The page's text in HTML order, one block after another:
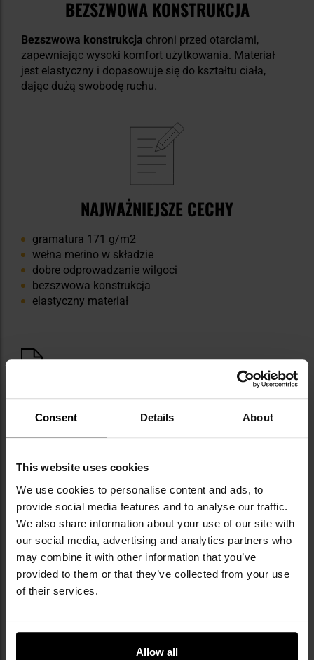
Consent Details About
This website uses cookies
We use cookies to personalise content and ads, to
provide social media features and to analyse our traffic.
We also share information about your use of our site with
our social media, advertising and analytics partners who
may combine it with other information that you’ve
provided to them or that they’ve collected from your use
of their services.
Allow all
BEZSZWOWA KONSTRUKCJA
Bezszwowa konstrukcja chroni przed otarciami,
zapewniając wysoki komfort użytkowania. Materiał
jest elastyczny i dopasowuje się do kształtu ciała,
dając dużą swobodę ruchu.
NAJWAŻNIEJSZE CECHY
gramatura 171 g/m2
wełna merino w składzie
dobre odprowadzanie wilgoci
bezszwowa konstrukcja
elastyczny materiał
Informacja o producencie i bezpieczeństwo
Militaria.pl jest dealerem premium marki
Brubeck.
Brubeck to polska marka specjalizująca się w
projektowaniu i produkcji odzieży
termoaktywnej, która od 2005 roku wspiera
zarówno amatorów, jak i profesjonalistów w
sporcie i outdoorze. Marka wykorzystuje
naturalną wełnę merino oraz zaawansowane
uniwersalną linię Dry, po lekką i przewiewną 3D